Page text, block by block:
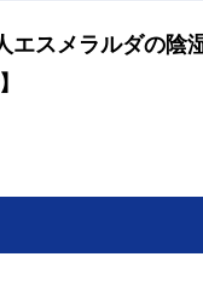
スメラルダの陰